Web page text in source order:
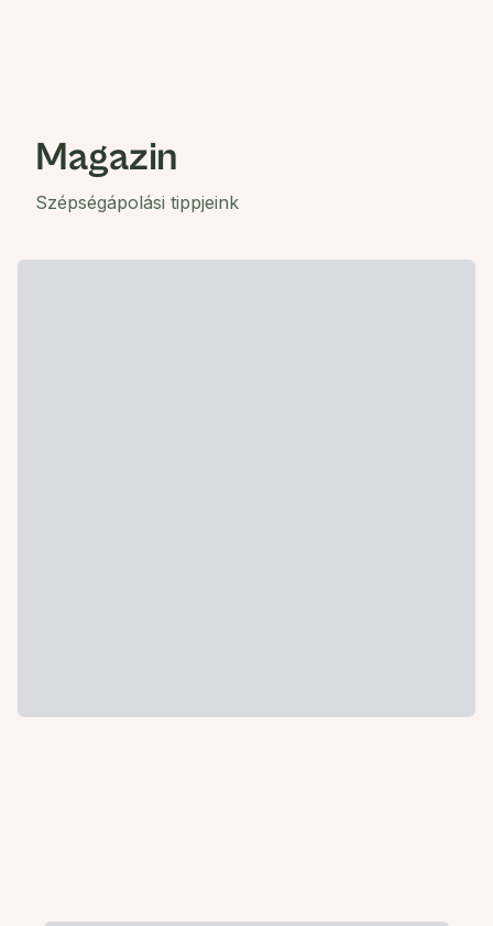
Magazin
Szépségápolási tippjeink